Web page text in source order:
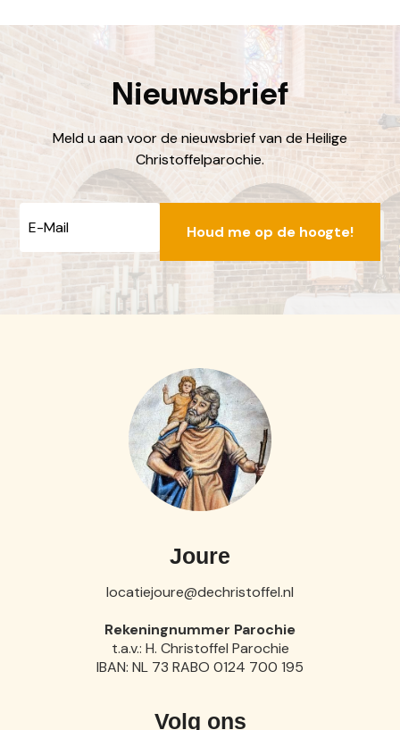
Nieuwsbrief
Meld u aan voor de nieuwsbrief van de Heilige
Christoffelparochie.
Joure
locatiejoure@dechristoffel.nl
Rekeningnummer Parochie
t.a.v.: H. Christoffel Parochie
IBAN: NL 73 RABO 0124 700 195
Volg ons